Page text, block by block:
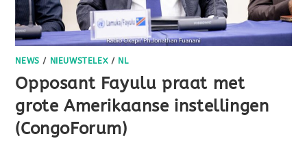
NEWS / NIEUWSTELEX/ NL
Opposant Fayulu praat met
grote Amerikaanse instellingen
(CongoForum)